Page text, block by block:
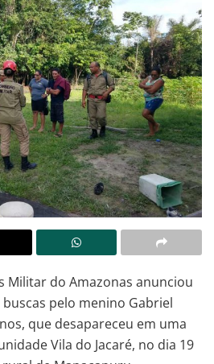
Militar do Amazonas anunciou
pelo menino Gabriel
que desapareceu em uma
Vila do Jacaré, no dia 19